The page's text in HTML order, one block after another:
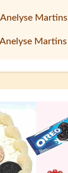
Anelyse Martins
Anelyse Martins